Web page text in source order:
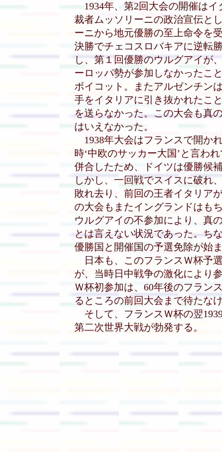
1934年、第2回大会の開催はイ
裁者ムッソリーニの政治宣伝と
ーニから地元優勝の至上命令を
決勝でチェコスロバキアに逆転
し、第１回優勝のウルグアイが
ーロッパ勢が参加しなかったこ
ボイコット。またアルゼンチン
手をイタリアに引き抜かれたこ
を送らなかった。この大会も真
はいえなかった。
1938年大会はフランスで開か
時‘中欧のサッカー大国’と言わ
併合したため、ドイツは優勝候
しかし、一回戦でスイスに破れ
敗れ去り、前回の王者イタリア
の大会もまたイングランドはも
ウルグアイの不参加により、真
とは言えない状況であった。ち
優勝国と開催国の予選免除が始
日本も、このフランスＷ杯予
が、当時日中戦争の激化により
Ｗ杯初参加は、60年後のフラン
るところの前回大会まで待たな
そして、フランスＷ杯の翌
第二次世界大戦が勃発する。